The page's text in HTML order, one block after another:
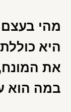
מהי בעצם
היא
את
במה הוא